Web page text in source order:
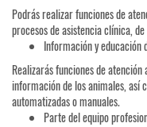
Podrás realizar funciones de
procesos de asistencia clínica,
Información y educación
Realizarás funciones de
información de los animales, así
automatizadas o manuales.
Parte del equipo